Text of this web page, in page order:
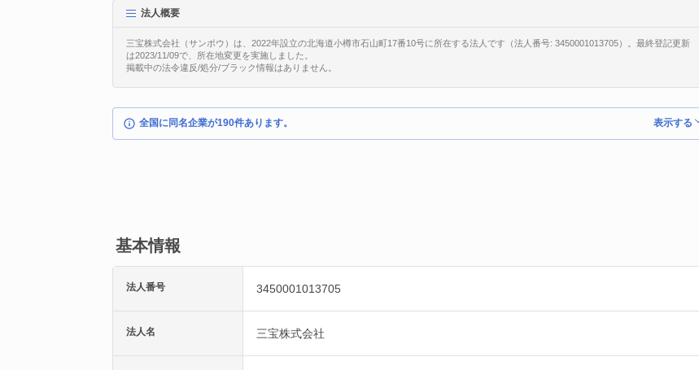
法人概要
三宝株式会社（サンポウ）は、2022年設立の北海道小樽市石山町17番10号に所在する法人です（法人番号: 3450001013705）。最終登記更新
は2023/11/09で、所在地変更を実施しました。
掲載中の法令違反/処分/ブラック情報はありません。
全国に同名企業が190件あります。 表示する
基本情報
法人番号 3450001013705
法人名 三宝株式会社